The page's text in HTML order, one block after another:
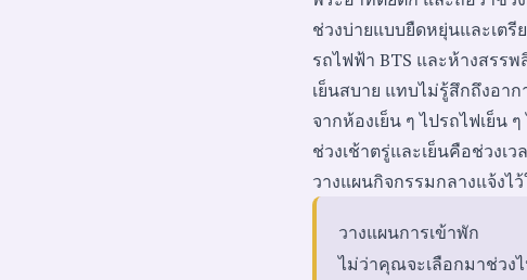
ช่วงบ่ายแบบยืดหยุ่นและเต
รถไฟฟ้า BTS และห้างสรร
เย็นสบาย แทบไม่รู้สึกถึงอา
จากห้องเย็น ๆ ไปรถไฟเย็น
ช่วงเช้าตรู่และเย็นคือช่วงเ
วางแผนกิจกรรมกลางแจ้งไ
วางแผนการเข้าพัก
ไม่ว่าคุณจะเลือกมาช่วง